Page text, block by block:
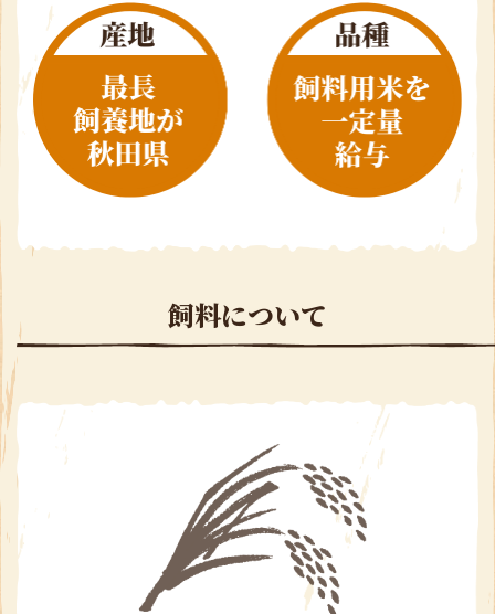
飼料について